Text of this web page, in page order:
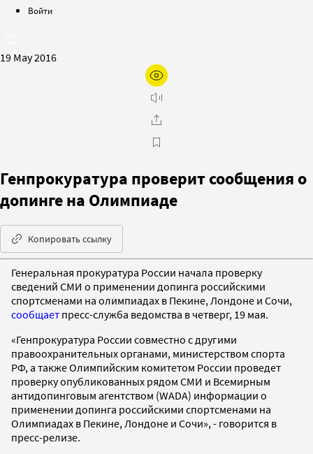
Войти
19 May 2016
Генпрокуратура проверит сообщения о
допинге на Олимпиаде
Копировать ссылку
Генеральная прокуратура России начала проверку
сведений СМИ о применении допинга российскими
спортсменами на олимпиадах в Пекине, Лондоне и Сочи,
сообщает пресс-служба ведомства в четверг, 19 мая.
«Генпрокуратура России совместно с другими
правоохранительных органами, министерством спорта
РФ, а также Олимпийским комитетом России проведет
проверку опубликованных рядом СМИ и Всемирным
антидопинговым агентством (WADA) информации о
применении допинга российскими спортсменами на
Олимпиадах в Пекине, Лондоне и Сочи», - говорится в
пресс-релизе.